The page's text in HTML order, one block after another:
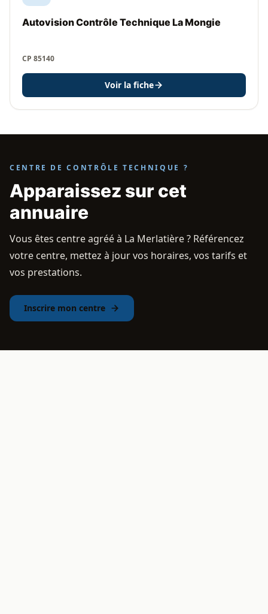
Autovision Contrôle Technique La Mongie
CP 85140
Voir la fiche
CENTRE DE CONTRÔLE TECHNIQUE ?
Apparaissez sur cet
annuaire
Vous êtes centre agréé à La Merlatière ? Référencez
votre centre, mettez à jour vos horaires, vos tarifs et
vos prestations.
Inscrire mon centre